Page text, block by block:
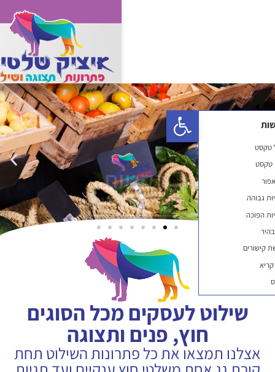
פתח סרגל נגישות
ירקניות
מתקני תצוגה לירקניות
לחץ כאן לדוגמאות
לעסקים מכל הסוגים
פנים ותצוגה
את כל פתרונות השילוט תחת